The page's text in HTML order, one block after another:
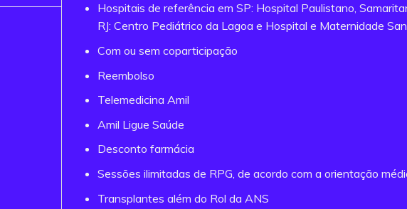
Hospitais de referência em SP: Hospital Paulistano,
RJ: Centro Pediátrico da Lagoa e Hospital e Maternidade
Com ou sem coparticipação
Reembolso
Telemedicina Amil
Amil Ligue Saúde
Desconto farmácia
Sessões ilimitadas de RPG, de acordo com a orientação
Transplantes além do Rol da ANS